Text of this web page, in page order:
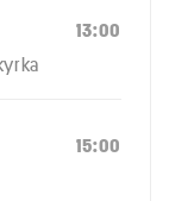
13:00
15:00